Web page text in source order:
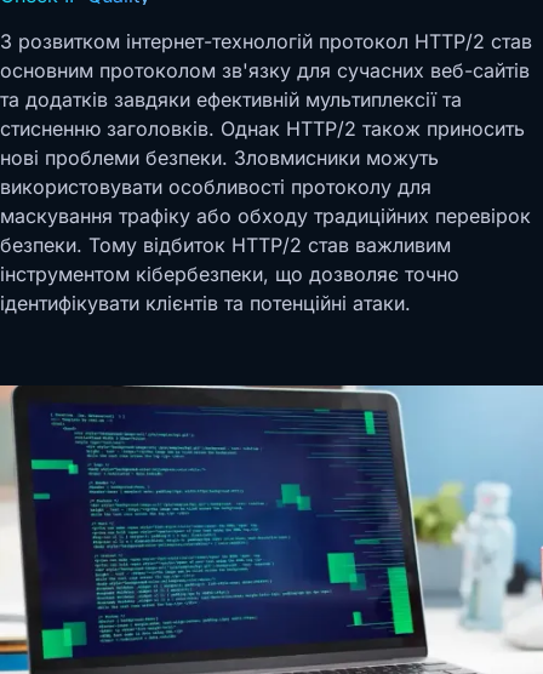
З розвитком інтернет-технологій протокол HTTP/2 став
основним протоколом зв'язку для сучасних веб-сайтів
та додатків завдяки ефективній мультиплексії та
стисненню заголовків. Однак HTTP/2 також приносить
нові проблеми безпеки. Зловмисники можуть
використовувати особливості протоколу для
маскування трафіку або обходу традиційних перевірок
безпеки. Тому відбиток HTTP/2 став важливим
інструментом кібербезпеки, що дозволяє точно
ідентифікувати клієнтів та потенційні атаки.